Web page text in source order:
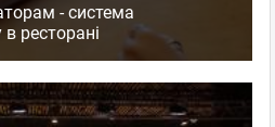
- система
в ресторані